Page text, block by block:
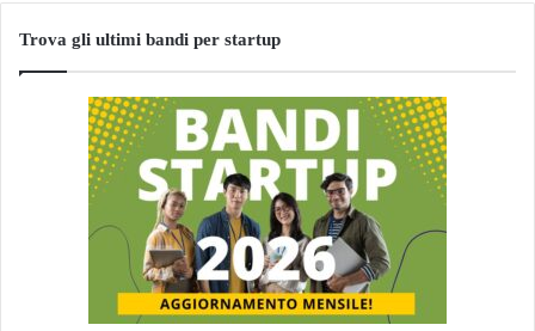
Trova gli ultimi bandi per startup